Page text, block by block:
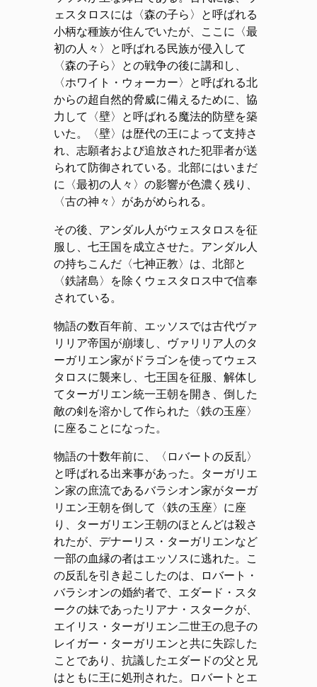
ェスタロスには〈森の子ら〉と呼ばれる
小柄な種族が住んでいたが、ここに〈最
初の人々〉と呼ばれる民族が侵入して
〈森の子ら〉との戦争の後に講和し、
〈ホワイト・ウォーカー〉と呼ばれる北
からの超自然的脅威に備えるために、協
力して〈壁〉と呼ばれる魔法的防壁を築
いた。〈壁〉は歴代の王によって支持さ
れ、志願者および追放された犯罪者が送
られて防御されている。北部にはいまだ
に〈最初の人々〉の影響が色濃く残り、
〈古の神々〉があがめられる。
その後、アンダル人がウェスタロスを征
服し、七王国を成立させた。アンダル人
の持ちこんだ〈七神正教〉は、北部と
〈鉄諸島〉を除くウェスタロス中で信奉
されている。
物語の数百年前、エッソスでは古代ヴァ
リリア帝国が崩壊し、ヴァリリア人のタ
ーガリエン家がドラゴンを使ってウェス
タロスに襲来し、七王国を征服、解体し
てターガリエン統一王朝を開き、倒した
敵の剣を溶かして作られた〈鉄の玉座〉
に座ることになった。
物語の十数年前に、〈ロバートの反乱〉
と呼ばれる出来事があった。ターガリエ
ン家の庶流であるバラシオン家がターガ
リエン王朝を倒して〈鉄の玉座〉に座
り、ターガリエン王朝のほとんどは殺さ
れたが、デナーリス・ターガリエンなど
一部の血縁の者はエッソスに逃れた。こ
の反乱を引き起こしたのは、ロバート・
バラシオンの婚約者で、エダード・スタ
ークの妹であったリアナ・スタークが、
エイリス・ターガリエン二世王の息子の
レイガー・ターガリエンと共に失踪した
ことであり、抗議したエダードの父と兄
はともに王に処刑された。ロバートとエ